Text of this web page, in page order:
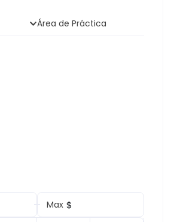
Área de Práctica
Max $